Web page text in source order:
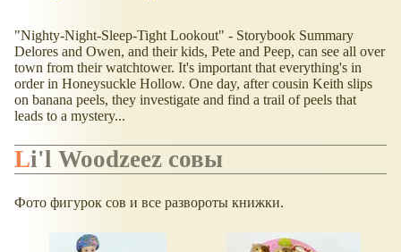
"Nighty-Night-Sleep-Tight Lookout" - Storybook Summary
Delores and Owen, and their kids, Pete and Peep, can see all over
town from their watchtower. It's important that everything's in
order in Honeysuckle Hollow. One day, after cousin Keith slips
on banana peels, they investigate and find a trail of peels that
leads to a mystery...
Li'l Woodzeez совы
Фото фигурок сов и все развороты книжки.